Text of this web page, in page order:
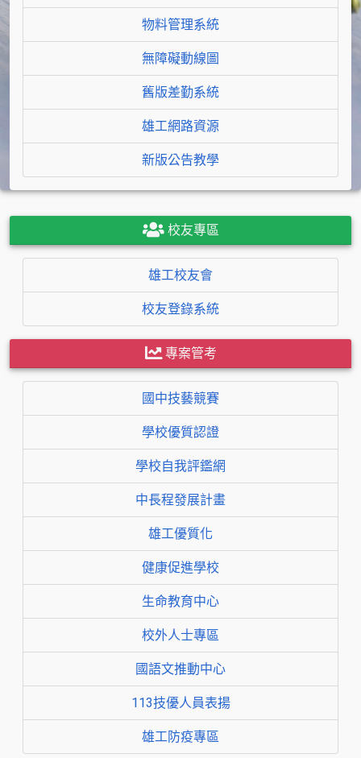
物料管理系統
無障礙動線圖
舊版差勤系統
雄工網路資源
新版公告教學
校友專區
雄工校友會
校友登錄系統
專案管考
國中技藝競賽
學校優質認證
學校自我評鑑網
中長程發展計畫
雄工優質化
健康促進學校
生命教育中心
校外人士專區
國語文推動中心
113技優人員表揚
雄工防疫專區